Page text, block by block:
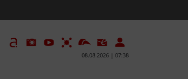
08.08.2026 | 07:38